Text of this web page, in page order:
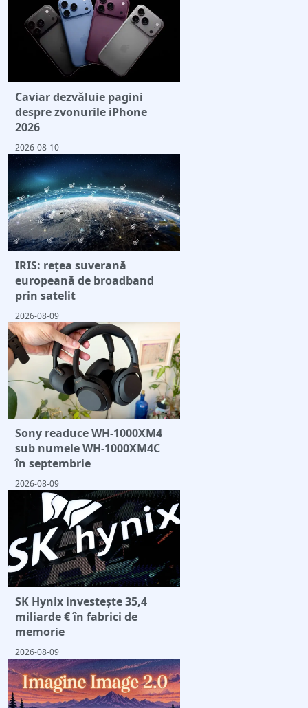
Caviar dezvăluie pagini
despre zvonurile iPhone
2026
2026-08-10
IRIS: rețea suverană
europeană de broadband
prin satelit
2026-08-09
Sony readuce WH-1000XM4
sub numele WH-1000XM4C
în septembrie
2026-08-09
SK Hynix investește 35,4
miliarde € în fabrici de
memorie
2026-08-09